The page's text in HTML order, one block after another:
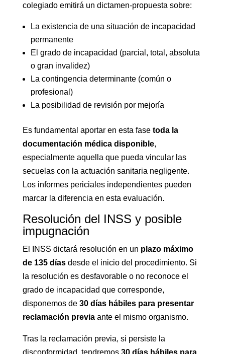
colegiado emitirá un dictamen-propuesta sobre:
La existencia de una situación de incapacidad
permanente
El grado de incapacidad (parcial, total, absoluta
o gran invalidez)
La contingencia determinante (común o
profesional)
La posibilidad de revisión por mejoría
Es fundamental aportar en esta fase toda la
documentación médica disponible,
especialmente aquella que pueda vincular las
secuelas con la actuación sanitaria negligente.
Los informes periciales independientes pueden
marcar la diferencia en esta evaluación.
Resolución del INSS y posible
impugnación
El INSS dictará resolución en un plazo máximo
de 135 díasdesde el inicio del procedimiento. Si
la resolución es desfavorable o no reconoce el
grado de incapacidad que corresponde,
disponemos de 30 días hábiles para presentar
reclamación previaante el mismo organismo.
Tras la reclamación previa, si persiste la
disconformidad, tendremos 30 días hábiles para